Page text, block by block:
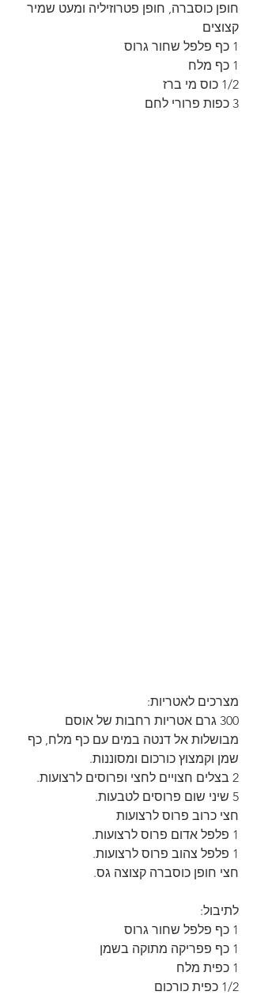
חופן כוסברה, חופן פטרוזיליה ומעט שמיר
קצוצים
1 כף פלפל שחור גרוס
1 כף מלח
1/2 כוס מי ברז
3 כפות פרורי לחם
מצרכים לאטריות:
300 גרם אטריות רחבות של אוסם
מבושלות אל דנטה במים עם כף מלח, כף
שמן וקמצוץ כורכום ומסוננות.
2 בצלים חצויים לחצי ופרוסים לרצועות.
5 שיני שום פרוסים לטבעות.
חצי כרוב פרוס לרצועות
1 פלפל אדום פרוס לרצועות.
1 פלפל צהוב פרוס לרצועות.
חצי חופן כוסברה קצוצה גס.
לתיבול:
1 כף פלפל שחור גרוס
1 כף פפריקה מתוקה בשמן
1 כפית מלח
1/2 כפית כורכום